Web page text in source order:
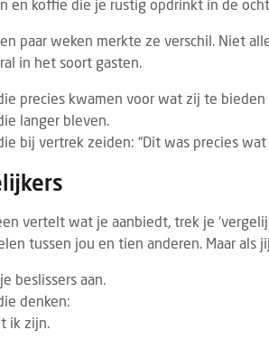
en koffie die je rustig opdrinkt in de
paar weken merkte ze verschil. Niet
in het soort gasten.
precies kwamen voor wat zij te bieden
langer bleven.
bij vertrek zeiden: “Dit was precies
vertelt wat je aanbiedt, trek je
tussen jou en tien anderen. Maar
beslissers aan.
denken:
ik zijn.